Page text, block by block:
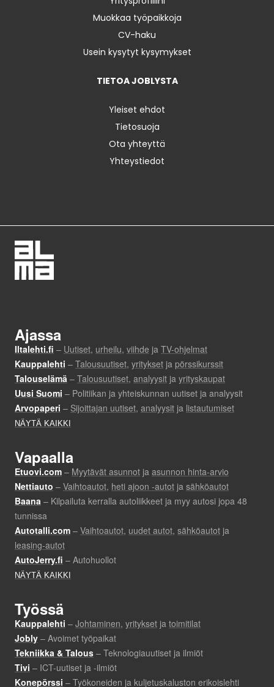
Muokkaa työpaikkoja
CV-haku
Usein kysytyt kysymykset
TIETOA JOBLYSTA
Yleiset ehdot
Tietosuoja
Ota yhteyttä
Yhteystiedot